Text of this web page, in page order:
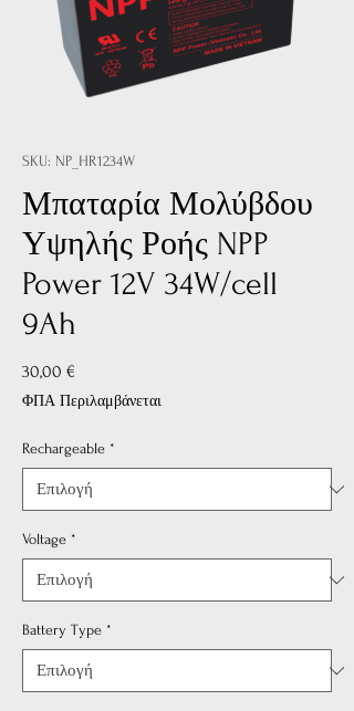
SKU: NP_HR1234W
Μπαταρία Μολύβδου
Υψηλής Ροής NPP
Power 12V 34W/cell
9Ah
30,00 €
ΦΠΑ Περιλαμβάνεται
Rechargeable *
Voltage *
Battery Type *